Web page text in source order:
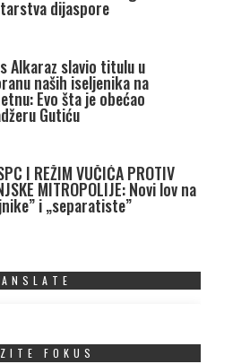
dijaspore
Alkaraz slavio titulu u
naših iseljenika na
Evo šta je obećao
Gutiću
I REŽIM VUČIĆA PROTIV
MITROPOLIJE: Novi lov na
i „separatiste”
FOKUS